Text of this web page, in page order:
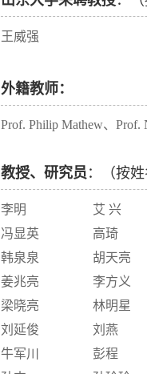
王威强
外籍教师：
Prof. Philip Mathew、Prof.
教授、研究员 ：（按姓
李明 艾 兴
冯显英
高琦
韩泉泉
胡天亮
姜兆亮
李方义
梁晓亮
林明星
刘延俊
刘燕
牛军川
彭程